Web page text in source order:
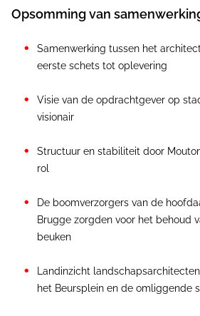
Opsomming van
Samenwerking tussen het
eerste schets tot oplevering
Visie van de opdrachtgever op
visionair
Structuur en stabiliteit door
rol
De boomverzorgers van de
Brugge zorgden voor het behoud
beuken
Landinzicht
het Beursplein en de omliggende